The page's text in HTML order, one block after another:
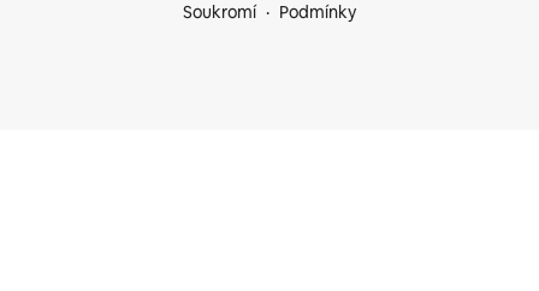
Soukromí
Podmínky